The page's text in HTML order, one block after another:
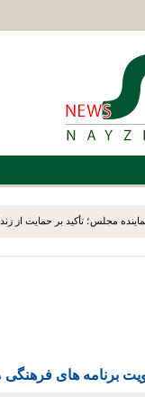
مجلس؛ تأکید بر حمایت از
برنامه های